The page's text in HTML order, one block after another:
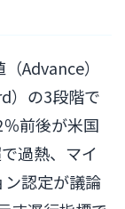
Advance）
の3段階で
前後が米国
過熱、マイ
認定が議論